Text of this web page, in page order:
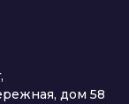
дом 58